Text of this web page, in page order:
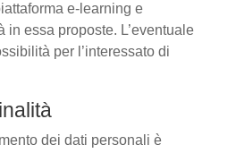
e-learning e
in essa proposte. L’eventuale
per l’interessato di
dei dati personali è